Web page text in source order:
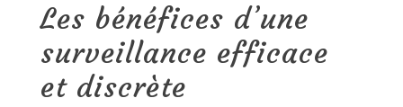
Les bénéfices d’une
surveillance efficace
et discrète